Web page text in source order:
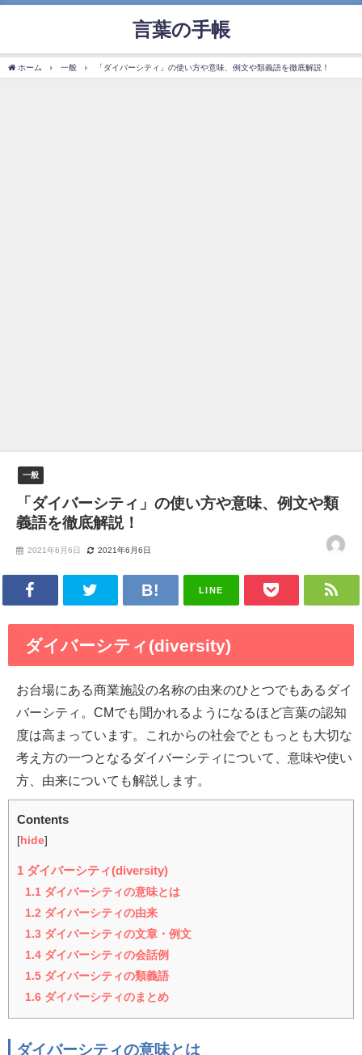
言葉の手帳
ホーム 一般 「ダイバーシティ」の使い方や意味、例文や類義語を徹底解説！
一般
「ダイバーシティ」の使い方や意味、例文や類
義語を徹底解説！
2021年6月6日 2021年6月6日
LINE
ダイバーシティ(diversity)
お台場にある商業施設の名称の由来のひとつでもあるダイ
バーシティ。CMでも聞かれるようになるほど言葉の認知
度は高まっています。これからの社会でともっとも大切な
考え方の一つとなるダイバーシティについて、意味や使い
方、由来についても解説します。
Contents
[ hide]
1 ダイバーシティ(diversity)
1.1 ダイバーシティの意味とは
1.2 ダイバーシティの由来
1.3 ダイバーシティの文章・例文
1.4 ダイバーシティの会話例
1.5 ダイバーシティの類義語
1.6 ダイバーシティのまとめ
ダイバーシティの意味とは